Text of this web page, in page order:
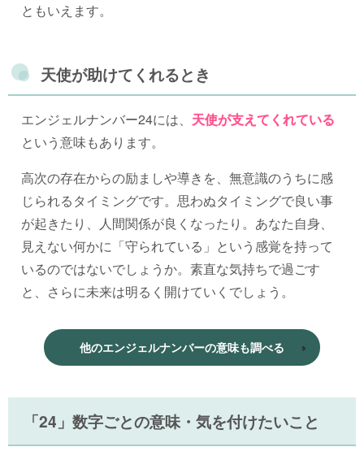
ともいえます。
天使が助けてくれるとき
エンジェルナンバー24には、 天使が支えてくれている
という意味もあります。
高次の存在からの励ましや導きを、無意識のうちに感
じられるタイミングです。思わぬタイミングで良い事
が起きたり、人間関係が良くなったり。あなた自身、
見えない何かに「守られている」という感覚を持って
いるのではないでしょうか。素直な気持ちで過ごす
と、さらに未来は明るく開けていくでしょう。
他のエンジェルナンバーの意味も調べる
「24」数字ごとの意味・気を付けたいこと